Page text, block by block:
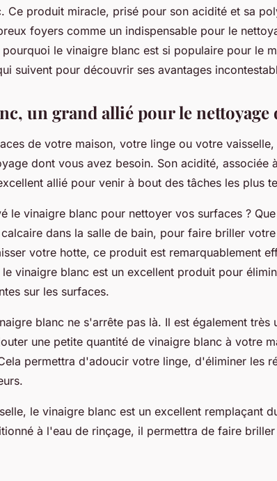
Ce produit miracle, prisé pour son acidité et sa
foyers comme un indispensable pour le
le vinaigre blanc est si populaire pour le
suivent pour découvrir ses avantages
un grand allié pour le nettoyage
de votre maison, votre linge ou votre
dont vous avez besoin. Son acidité, associée
allié pour venir à bout des tâches les plus
le vinaigre blanc pour nettoyer vos surfaces ?
dans la salle de bain, pour faire briller
votre hotte, ce produit est remarquablement
vinaigre blanc est un excellent produit pour
sur les surfaces.
blanc ne s'arrête pas là. Il est également très
une petite quantité de vinaigre blanc à votre
permettra d'adoucir votre linge, d'éliminer les
le vinaigre blanc est un excellent remplaçant
à l'eau de rinçage, il permettra de faire